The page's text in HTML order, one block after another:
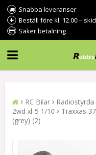
Snabba leveranser
Beställ före kl. 12.00 –
Säker betalning
RC Bilar
2wd xl-5 1/10
Traxxas
(grey) (2)